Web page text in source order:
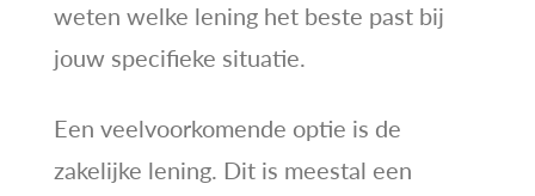
weten welke lening het beste past bij
jouw specifieke situatie.
Een veelvoorkomende optie is de
zakelijke lening. Dit is meestal een